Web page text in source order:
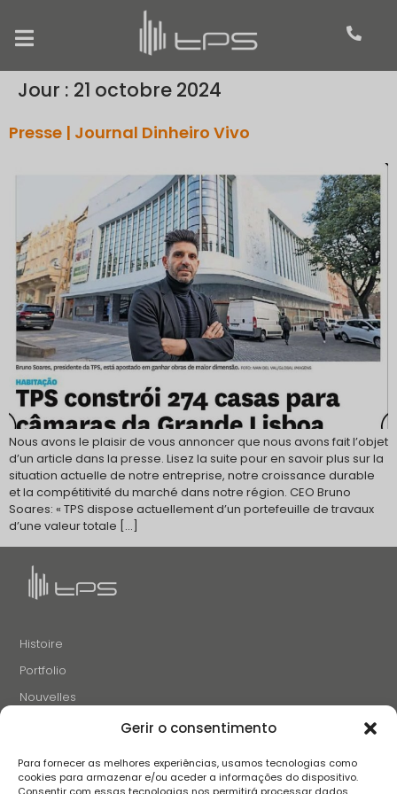
Gerir o consentimento
Para fornecer as melhores experiências, usamos tecnologias como
cookies para armazenar e/ou aceder a informações do dispositivo.
Jour : 21 octobre 2024
Presse | Journal Dinheiro Vivo
Nous avons le plaisir de vous annoncer que nous avons fait l’objet
d’un article dans la presse. Lisez la suite pour en savoir plus sur la
situation actuelle de notre entreprise, notre croissance durable
et la compétitivité du marché dans notre région. CEO Bruno
Soares: « TPS dispose actuellement d’un portefeuille de travaux
d’une valeur totale […]
Histoire
Portfolio
Nouvelles
Projets et Initiatives
Contacts